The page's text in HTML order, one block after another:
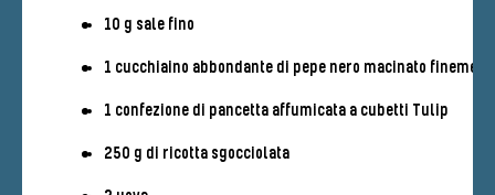
10 g sale fino
1 cucchiaino abbondante di pepe nero macinato
1 confezione di pancetta affumicata a cubetti Tulip
250 g di ricotta sgocciolata